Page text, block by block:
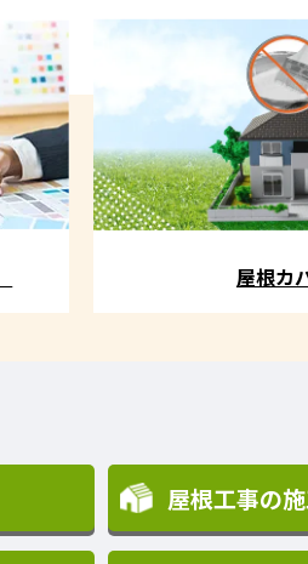
屋根カ
屋根工事の